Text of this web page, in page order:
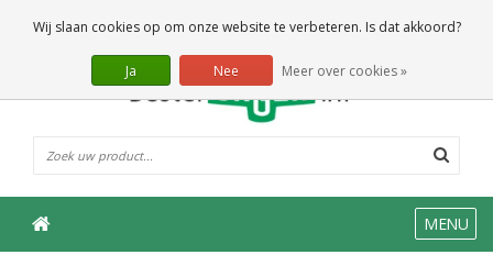
0 Artikelen
MENU
Wij slaan cookies op om onze website te verbeteren. Is dat akkoord?
Ja Nee Meer over cookies »